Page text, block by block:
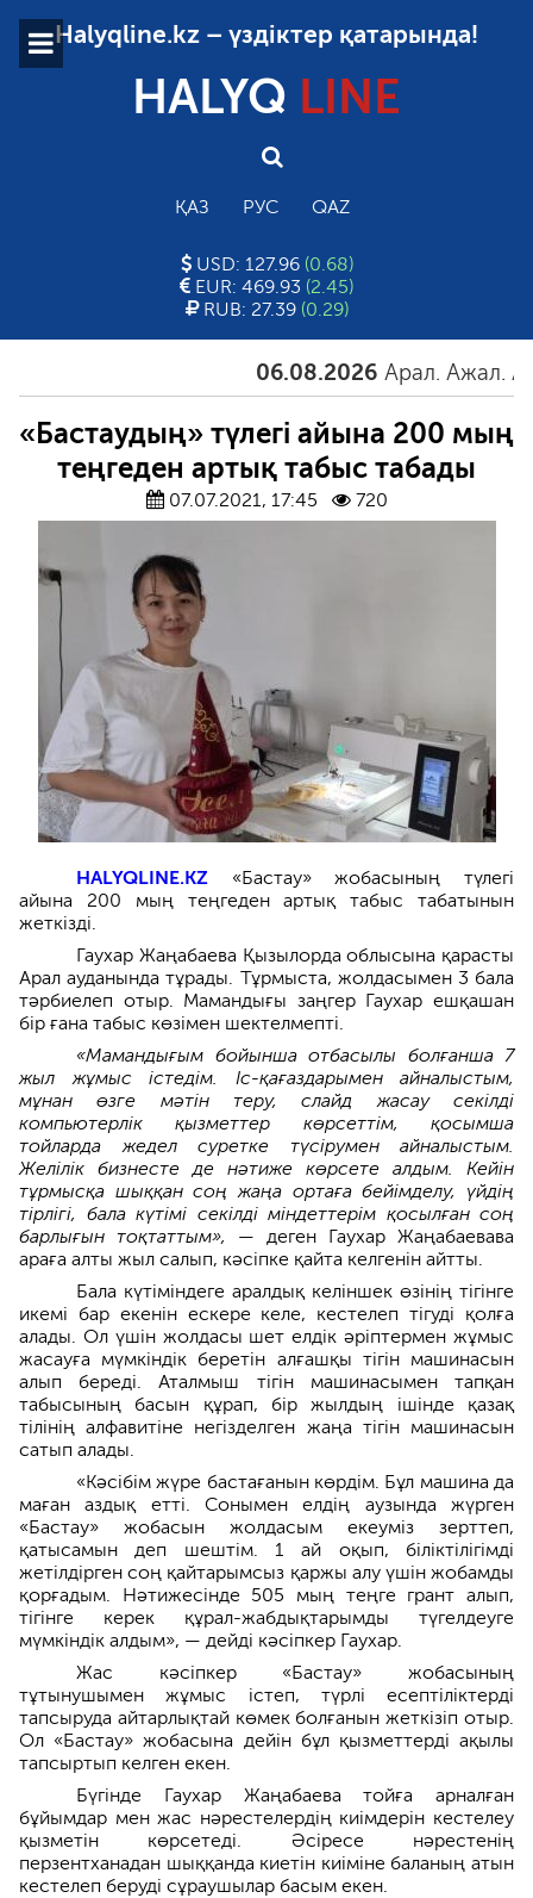
Halyqline.kz – үздіктер қатарында!
HALYQ LINE
ҚАЗ РУС QAZ
USD: 127.96 (0.68)
EUR: 469.93 (2.45)
RUB: 27.39 (0.29)
06.08.2026 Арал. Ажал. Айғақ
«Бастаудың» түлегі айына 200 мың
теңгеден артық табыс табады
07.07.2021, 17:45 720
HALYQLINE.KZ «Бастау» жобасының түлегі
айына 200 мың теңгеден артық табыс табатынын
жеткізді.
Гаухар Жаңабаева Қызылорда облысына қарасты
Арал ауданында тұрады. Тұрмыста, жолдасымен 3 бала
тәрбиелеп отыр. Мамандығы заңгер Гаухар ешқашан
бір ғана табыс көзімен шектелмепті.
«Мамандығым бойынша отбасылы болғанша 7
жыл жұмыс істедім. Іс-қағаздарымен айналыстым,
мұнан өзге мәтін теру, слайд жасау секілді
компьютерлік қызметтер көрсеттім, қосымша
тойларда жедел суретке түсірумен айналыстым.
Желілік бизнесте де нәтиже көрсете алдым. Кейін
тұрмысқа шыққан соң жаңа ортаға бейімделу, үйдің
тірлігі, бала күтімі секілді міндеттерім қосылған соң
барлығын тоқтаттым», — деген Гаухар Жаңабаевава
араға алты жыл салып, кәсіпке қайта келгенін айтты.
Бала күтіміндеге аралдық келіншек өзінің тігінге
икемі бар екенін ескере келе, кестелеп тігуді қолға
алады. Ол үшін жолдасы шет елдік әріптермен жұмыс
жасауға мүмкіндік беретін алғашқы тігін машинасын
алып береді. Аталмыш тігін машинасымен тапқан
табысының басын құрап, бір жылдың ішінде қазақ
тілінің алфавитіне негізделген жаңа тігін машинасын
сатып алады.
«Кәсібім жүре бастағанын көрдім. Бұл машина да
маған аздық етті. Сонымен елдің аузында жүрген
«Бастау» жобасын жолдасым екеуміз зерттеп,
қатысамын деп шештім. 1 ай оқып, біліктілігімді
жетілдірген соң қайтарымсыз қаржы алу үшін жобамды
қорғадым. Нәтижесінде 505 мың теңге грант алып,
тігінге керек құрал-жабдықтарымды түгелдеуге
мүмкіндік алдым», — дейді кәсіпкер Гаухар.
Жас кәсіпкер «Бастау» жобасының
тұтынушымен жұмыс істеп, түрлі есептіліктерді
тапсыруда айтарлықтай көмек болғанын жеткізіп отыр.
Ол «Бастау» жобасына дейін бұл қызметтерді ақылы
тапсыртып келген екен.
Бүгінде Гаухар Жаңабаева тойға арналған
бұйымдар мен жас нәрестелердің киімдерін кестелеу
қызметін көрсетеді. Әсіресе нәрестенің
перзентханадан шыққанда киетін киіміне баланың атын
кестелеп беруді сұраушылар басым екен.